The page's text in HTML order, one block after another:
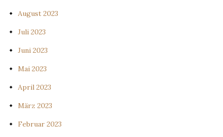
August 2023
Juli 2023
Juni 2023
Mai 2023
April 2023
März 2023
Februar 2023